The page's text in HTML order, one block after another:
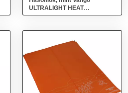
ULTRALIGHT HEAT
EXCHANGER COOK KIT
narancssárga, méret